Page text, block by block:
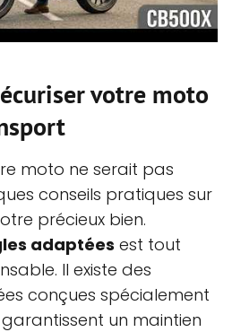
votre moto
moto ne serait pas
conseils pratiques sur
précieux bien.
adaptées est tout
Il existe des
conçues spécialement
un maintien